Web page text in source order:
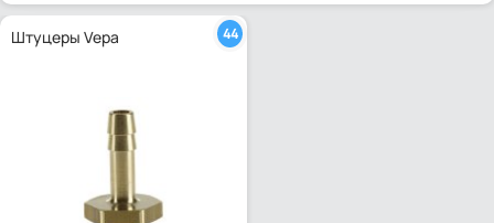
Штуцеры Vepa 44